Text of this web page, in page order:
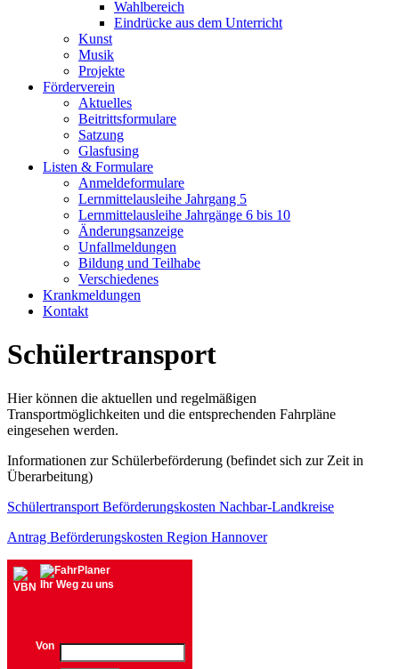
Wahlbereich
Eindrücke aus dem Unterricht
Kunst
Musik
Projekte
Förderverein
Aktuelles
Beitrittsformulare
Satzung
Glasfusing
Listen & Formulare
Anmeldeformulare
Lernmittelausleihe Jahrgang 5
Lernmittelausleihe Jahrgänge 6 bis 10
Änderungsanzeige
Unfallmeldungen
Bildung und Teilhabe
Verschiedenes
Krankmeldungen
Kontakt
Schülertransport
Hier können die aktuellen und regelmäßigen
Transportmöglichkeiten und die entsprechenden Fahrpläne
eingesehen werden.
Informationen zur Schülerbeförderung (befindet sich zur Zeit in
Überarbeitung)
Schülertransport Beförderungskosten Nachbar-Landkreise
Antrag Beförderungskosten Region Hannover
Ihr Weg zu uns
Von